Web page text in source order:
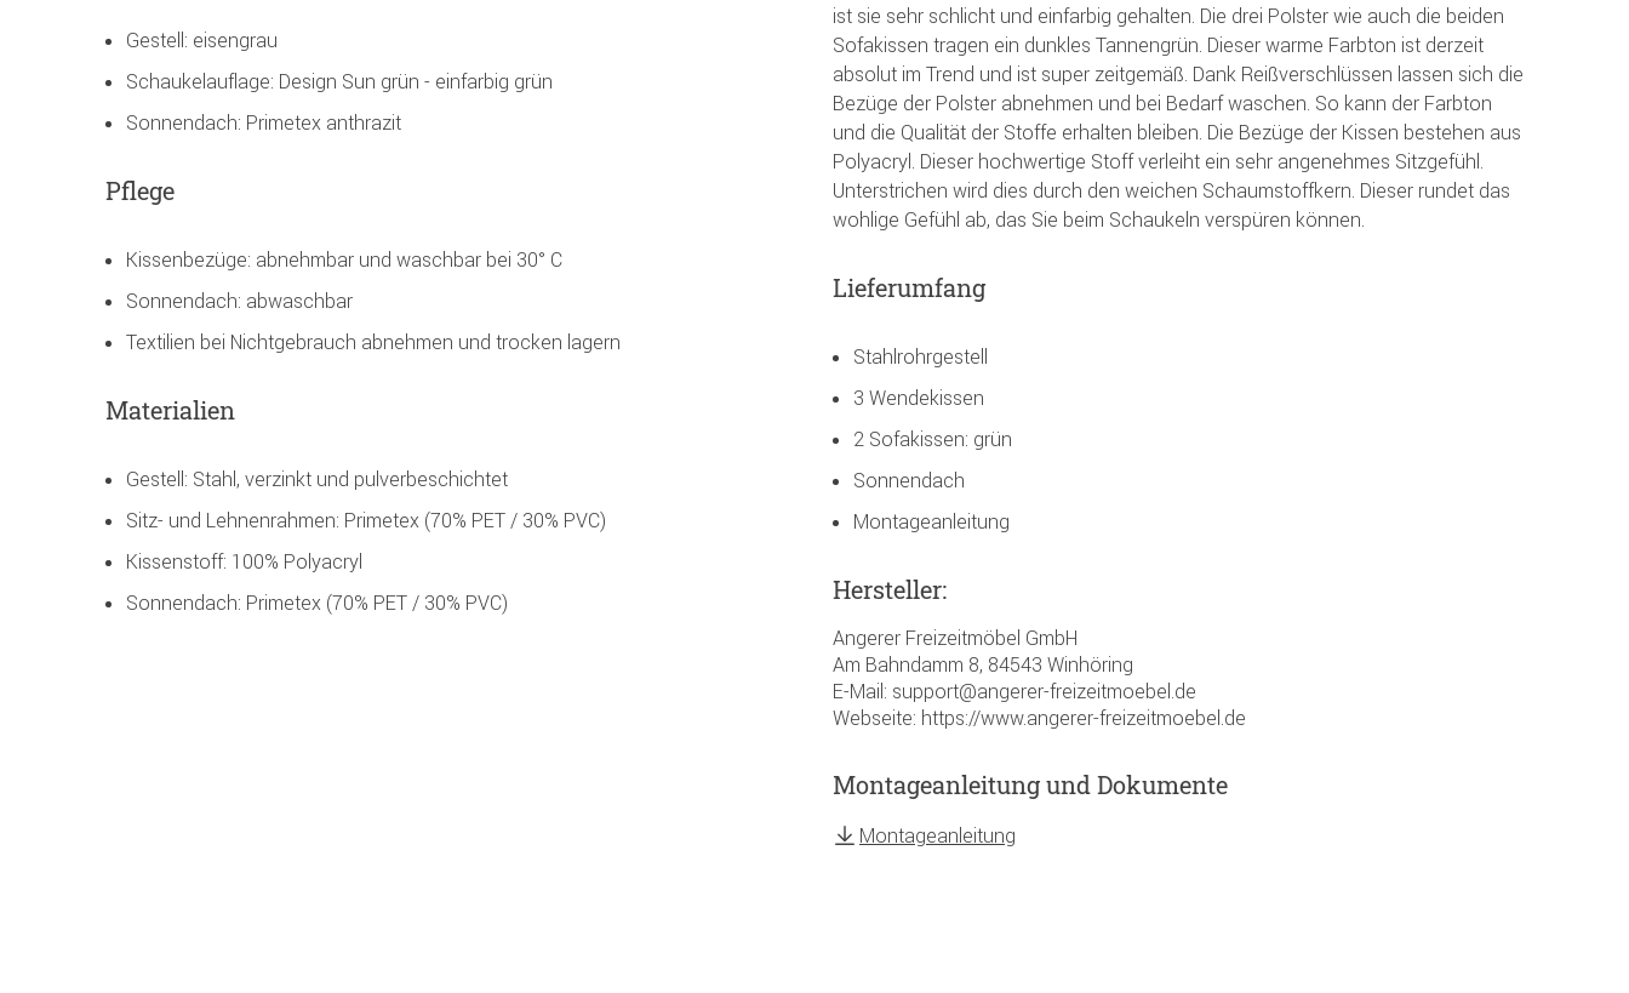
Gestell: eisengrau
Schaukelauflage: Design Sun grün - einfarbig grün
Sonnendach: Primetex anthrazit
Pflege
Kissenbezüge: abnehmbar und waschbar bei 30° C
Sonnendach: abwaschbar
Textilien bei Nichtgebrauch abnehmen und trocken lagern
Materialien
Gestell: Stahl, verzinkt und pulverbeschichtet
Sitz- und Lehnenrahmen: Primetex (70% PET / 30% PVC)
Kissenstoff: 100% Polyacryl
Sonnendach: Primetex (70% PET / 30% PVC)
ist sie sehr schlicht und einfarbig gehalten. Die drei Polster wie auch die beiden
Sofakissen tragen ein dunkles Tannengrün. Dieser warme Farbton ist derzeit
absolut im Trend und ist super zeitgemäß. Dank Reißverschlüssen lassen sich die
Bezüge der Polster abnehmen und bei Bedarf waschen. So kann der Farbton
und die Qualität der Stoffe erhalten bleiben. Die Bezüge der Kissen bestehen aus
Polyacryl. Dieser hochwertige Stoff verleiht ein sehr angenehmes Sitzgefühl.
Unterstrichen wird dies durch den weichen Schaumstoffkern. Dieser rundet das
wohlige Gefühl ab, das Sie beim Schaukeln verspüren können.
Lieferumfang
Stahlrohrgestell
3 Wendekissen
2 Sofakissen: grün
Sonnendach
Montageanleitung
Hersteller:
Angerer Freizeitmöbel GmbH
Am Bahndamm 8, 84543 Winhöring
E-Mail: support@angerer-freizeitmoebel.de
Webseite: https://www.angerer-freizeitmoebel.de
Montageanleitung und Dokumente
Montageanleitung